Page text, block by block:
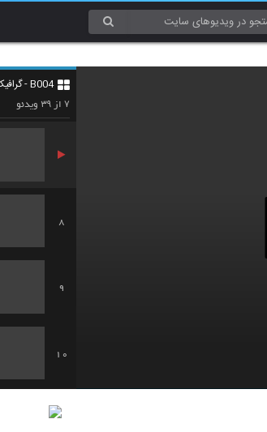
B004 - گرافیک (Graphic)
۷از ۳۹ویدئو
6
8
9
10
11